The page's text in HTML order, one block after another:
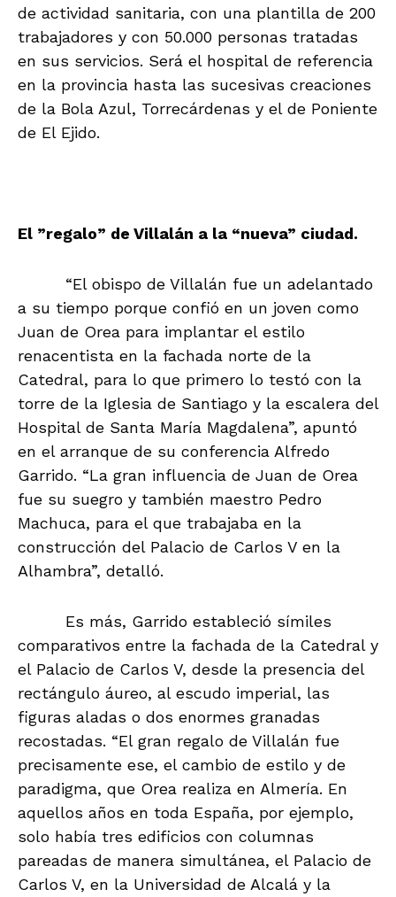
de actividad sanitaria, con una plantilla de 200
trabajadores y con 50.000 personas tratadas
en sus servicios. Será el hospital de referencia
en la provincia hasta las sucesivas creaciones
de la Bola Azul, Torrecárdenas y el de Poniente
de El Ejido.
El ”regalo” de Villalán a la “nueva” ciudad.
“El obispo de Villalán fue un adelantado
a su tiempo porque confió en un joven como
Juan de Orea para implantar el estilo
renacentista en la fachada norte de la
Catedral, para lo que primero lo testó con la
torre de la Iglesia de Santiago y la escalera del
Hospital de Santa María Magdalena”, apuntó
en el arranque de su conferencia Alfredo
Garrido. “La gran influencia de Juan de Orea
fue su suegro y también maestro Pedro
Machuca, para el que trabajaba en la
construcción del Palacio de Carlos V en la
Alhambra”, detalló.
Es más, Garrido estableció símiles
comparativos entre la fachada de la Catedral y
el Palacio de Carlos V, desde la presencia del
rectángulo áureo, al escudo imperial, las
figuras aladas o dos enormes granadas
recostadas. “El gran regalo de Villalán fue
precisamente ese, el cambio de estilo y de
paradigma, que Orea realiza en Almería. En
aquellos años en toda España, por ejemplo,
solo había tres edificios con columnas
pareadas de manera simultánea, el Palacio de
Carlos V, en la Universidad de Alcalá y la